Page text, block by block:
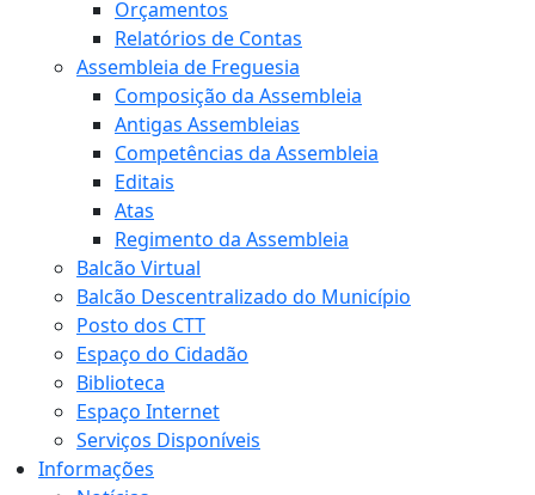
Orçamentos
Relatórios de Contas
Assembleia de Freguesia
Composição da Assembleia
Antigas Assembleias
Competências da Assembleia
Editais
Atas
Regimento da Assembleia
Balcão Virtual
Balcão Descentralizado do Município
Posto dos CTT
Espaço do Cidadão
Biblioteca
Espaço Internet
Serviços Disponíveis
Informações